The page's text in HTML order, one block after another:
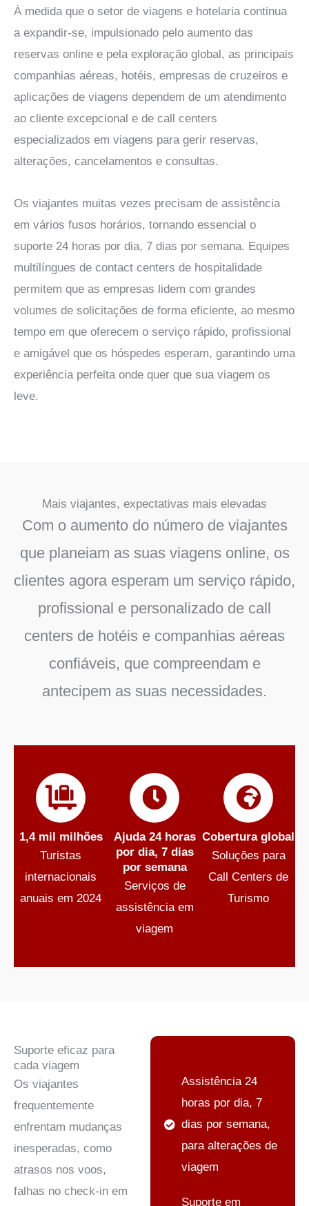
À medida que o setor de viagens e hotelaria continua
a expandir-se, impulsionado pelo aumento das
reservas online e pela exploração global, as principais
companhias aéreas, hotéis, empresas de cruzeiros e
aplicações de viagens dependem de um atendimento
ao cliente excepcional e de call centers
especializados em viagens para gerir reservas,
alterações, cancelamentos e consultas.
Os viajantes muitas vezes precisam de assistência
em vários fusos horários, tornando essencial o
suporte 24 horas por dia, 7 dias por semana. Equipes
multilíngues de contact centers de hospitalidade
permitem que as empresas lidem com grandes
volumes de solicitações de forma eficiente, ao mesmo
tempo em que oferecem o serviço rápido, profissional
e amigável que os hóspedes esperam, garantindo uma
experiência perfeita onde quer que sua viagem os
leve.
Mais viajantes, expectativas mais elevadas
Com o aumento do número de viajantes
que planeiam as suas viagens online, os
clientes agora esperam um serviço rápido,
profissional e personalizado de call
centers de hotéis e companhias aéreas
confiáveis, que compreendam e
antecipem as suas necessidades.
1,4 mil milhões
Turistas
internacionais
anuais em 2024
Ajuda 24 horas
por dia, 7 dias
por semana
Serviços de
assistência em
viagem
Cobertura global
Soluções para
Call Centers de
Turismo
Suporte eficaz para
cada viagem
Os viajantes
frequentemente
enfrentam mudanças
inesperadas, como
atrasos nos voos,
falhas no check-in em
Assistência 24
horas por dia, 7
dias por semana,
para alterações de
viagem
Suporte em